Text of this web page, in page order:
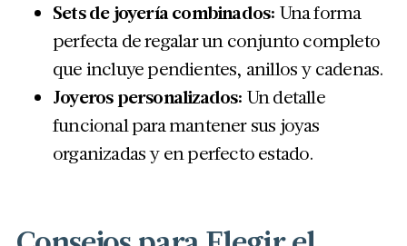
Sets de joyería combinados: Una forma
perfecta de regalar un conjunto completo
que incluye pendientes, anillos y cadenas.
Joyeros personalizados: Un detalle
funcional para mantener sus joyas
organizadas y en perfecto estado.